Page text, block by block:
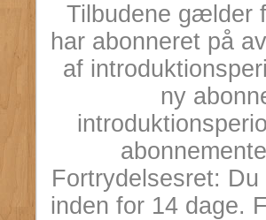
Tilbudene gælder
har abonneret på
af
ny
Fortrydelsesret:
inden for 14 dage.